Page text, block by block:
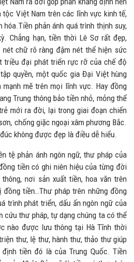
Việt Nam trên các lĩnh vực kinh tế,
hóa.Tiền phản ánh quá trình thịnh suy,
Chẳng hạn, tiền thời Lê Sơ rất đẹp,
chữ rõ ràng đậm nét thể hiện sức
triều đại phát triển rực rỡ của chế độ
quyền, một quốc gia Đại Việt hùng
mẽ trên mọi lĩnh vực. Hay đồng
Trung thông bảo tiền nhỏ, mỏng thể
mới ra đời, lại trong giai đoạn chiến
chống giặc ngoại xâm phương Bắc.
không được đẹp là điều dễ hiểu.
ánh ngôn ngữ, thư pháp của
tiền có ghi niên hiệu của từng đời
nơi sản xuất tiền, hoa văn trên
tiền…Thư pháp trên những đồng
trình phát triển, dấu ấn ngôn ngữ của
cứu thư pháp, tự dạng chúng ta có thể
nào được lưu thông tại Hà Tĩnh thời
thư, lệ thư, hành thư, thảo thư giúp
tiền đó là của Trung Quốc. Tiền